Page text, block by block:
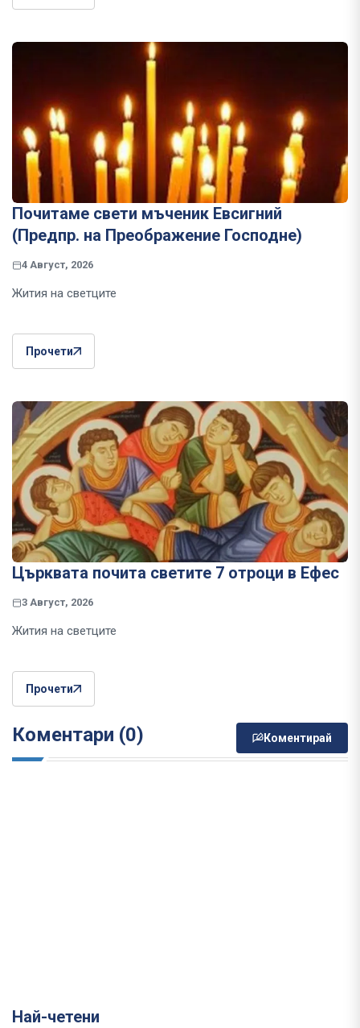
Почитаме свети мъченик Евсигний
(Предпр. на Преображение Господне)
4 Август, 2026
Жития на светците
Прочети
Църквата почита светите 7 отроци в Ефес
3 Август, 2026
Жития на светците
Прочети
Коментари (0) Коментирай
Най-четени